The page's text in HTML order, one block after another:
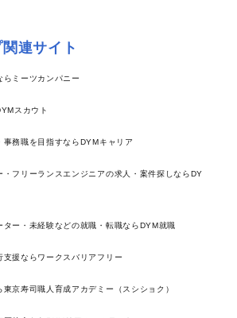
連サイト
らミーツカンパニー
スカウト
事務職を目指すならDYMキャリア
・フリーランスエンジニアの求人・案件探しならDY
ター・未経験などの就職・転職ならDYM就職
支援ならワークスバリアフリー
京寿司職人育成アカデミー（スシショク）